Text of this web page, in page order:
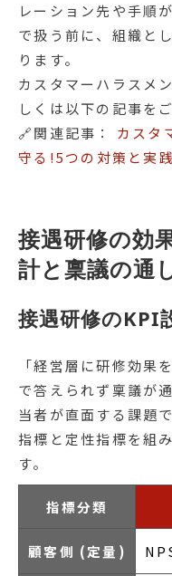
レーション先や手順
で扱う前に、組織と
ります。
カスタマーハラスメ
しくは以下の記事を
🔗関連記事： カスタ
守る!5つの対策と実
接遇研修の効
計と稟議の通
接遇研修のKPI
「経営層に研修効果
で答えられず稟議が
当者が直面する課題
指標と定性指標を組
す。
指標分類
顧客側 (定量)